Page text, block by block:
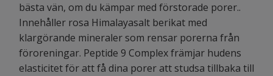
bästa vän, om du kämpar med förstorade porer..
Innehåller rosa Himalayasalt berikat med
klargörande mineraler som rensar porerna från
föroreningar. Peptide 9 Complex främjar hudens
elasticitet för att få dina porer att studsa tillbaka till